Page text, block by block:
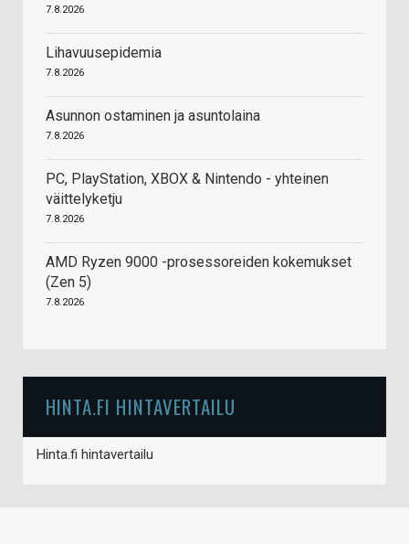
7.8.2026
Lihavuusepidemia
7.8.2026
Asunnon ostaminen ja asuntolaina
7.8.2026
PC, PlayStation, XBOX & Nintendo - yhteinen
väittelyketju
7.8.2026
AMD Ryzen 9000 -prosessoreiden kokemukset
(Zen 5)
7.8.2026
HINTA.FI HINTAVERTAILU
Hinta.fi hintavertailu